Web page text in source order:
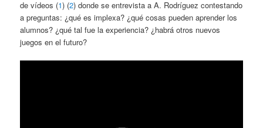
de vídeos (1) (2) donde se entrevista a A. Rodríguez contestando
a preguntas: ¿qué es implexa? ¿qué cosas pueden aprender los
alumnos? ¿qué tal fue la experiencia? ¿habrá otros nuevos
juegos en el futuro?